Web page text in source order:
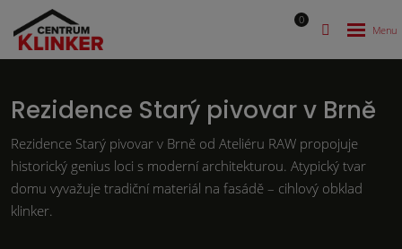
0
Rezidence Starý pivovar v Brně
Rezidence Starý pivovar v Brně od Ateliéru RAW propojuje
historický genius loci s moderní architekturou. Atypický tvar
domu vyvažuje tradiční materiál na fasádě – cihlový obklad
klinker.